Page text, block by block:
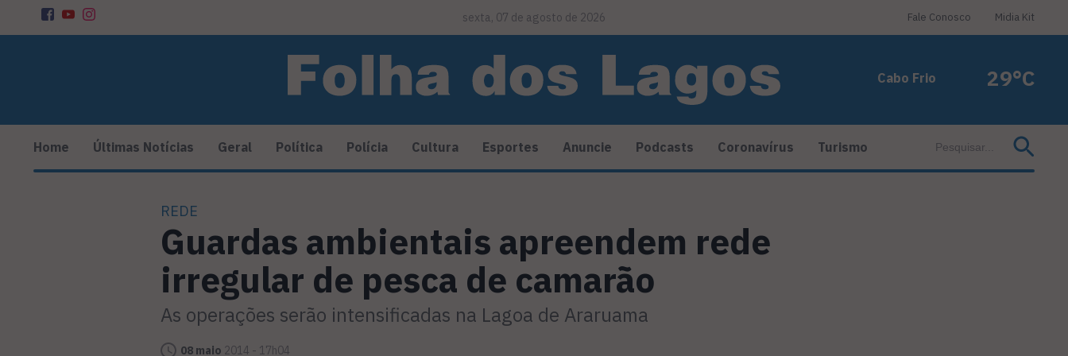
sexta, 07 de agosto de 2026 Fale Conosco Midia Kit
Cabo Frio 29°C
Home Últimas Notícias Geral Política Polícia Cultura Esportes Anuncie Podcasts Coronavírus Turismo
REDE
Guardas ambientais apreendem rede
irregular de pesca de camarão
As operações serão intensificadas na Lagoa de Araruama
08 maio 2014 - 17h04